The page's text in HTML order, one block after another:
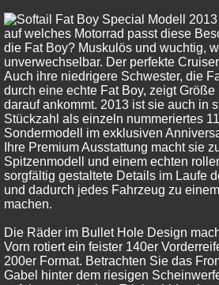
auf welches Motorrad passt diese
die Fat Boy? Muskulös und wuchtig,
unverwechselbar. Der perfekte
Auch ihre niedrigere Schwester, die
durch eine echte Fat Boy, zeigt Größe
darauf ankommt. 2013 ist sie auch in
Stückzahl als einzeln nummeriertes
Sondermodell im exklusiven
Ihre Premium Ausstattung macht sie
Spitzenmodell und einem echten
sorgfältig gestaltete Details im Laufe
und dadurch jedes Fahrzeug zu
machen.
Die Räder im Bullet Hole Design
Vorn rotiert ein feister 140er
200er Format. Betrachten Sie das
Gabel hinter dem riesigen